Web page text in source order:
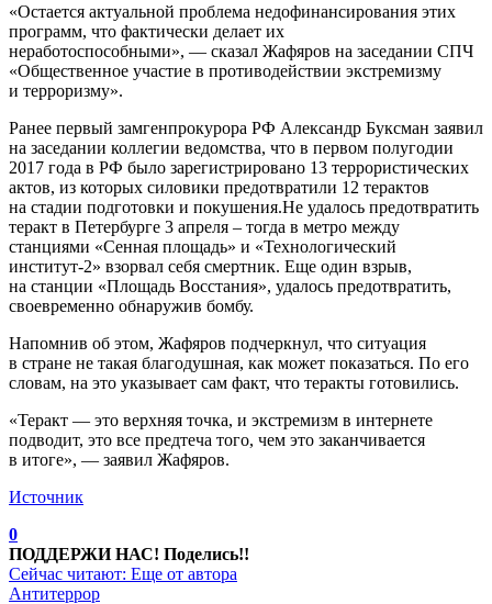
«Остается актуальной проблема недофинансирования этих
программ, что фактически делает их
неработоспособными», — сказал Жафяров на заседании СПЧ
«Общественное участие в противодействии экстремизму
и терроризму».
Ранее первый замгенпрокурора РФ Александр Буксман заявил
на заседании коллегии ведомства, что в первом полугодии
2017 года в РФ было зарегистрировано 13 террористических
актов, из которых силовики предотвратили 12 терактов
на стадии подготовки и покушения.Не удалось предотвратить
теракт в Петербурге 3 апреля – тогда в метро между
станциями «Сенная площадь» и «Технологический
институт-2» взорвал себя смертник. Еще один взрыв,
на станции «Площадь Восстания», удалось предотвратить,
своевременно обнаружив бомбу.
Напомнив об этом, Жафяров подчеркнул, что ситуация
в стране не такая благодушная, как может показаться. По его
словам, на это указывает сам факт, что теракты готовились.
«Теракт — это верхняя точка, и экстремизм в интернете
подводит, это все предтеча того, чем это заканчивается
в итоге», — заявил Жафяров.
Источник
0
ПОДДЕРЖИ НАС! Поделись!!
Сейчас читают: Еще от автора
Антитеррор